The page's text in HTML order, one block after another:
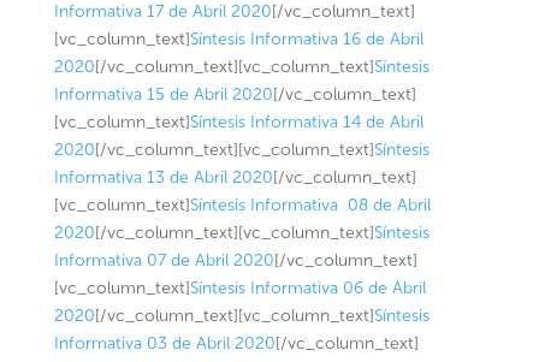
Informativa 17 de Abril 2020[/vc_column_text]
[vc_column_text]Síntesis Informativa 16 de Abril
2020[/vc_column_text][vc_column_text]Síntesis
Informativa 15 de Abril 2020[/vc_column_text]
[vc_column_text]Síntesis Informativa 14 de Abril
2020[/vc_column_text][vc_column_text]Síntesis
Informativa 13 de Abril 2020[/vc_column_text]
[vc_column_text]Síntesis Informativa 08 de Abril
2020[/vc_column_text][vc_column_text]Síntesis
Informativa 07 de Abril 2020[/vc_column_text]
[vc_column_text]Síntesis Informativa 06 de Abril
2020[/vc_column_text][vc_column_text]Síntesis
Informativa 03 de Abril 2020[/vc_column_text]